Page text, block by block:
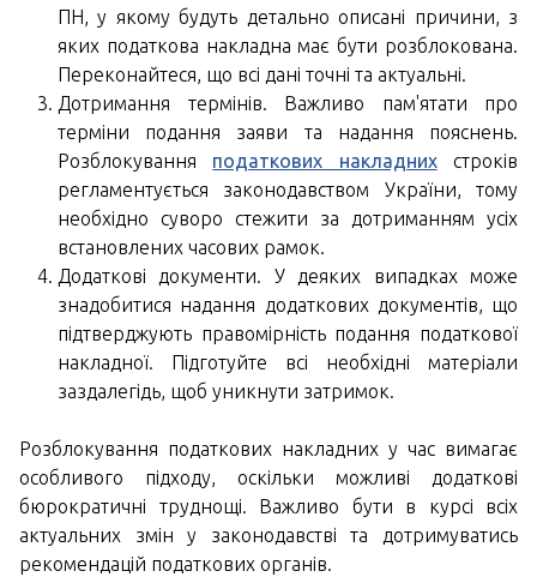
ПН, у якому будуть детально описані причини, з
яких податкова накладна має бути розблокована.
Переконайтеся, що всі дані точні та актуальні.
Дотримання термінів. Важливо пам'ятати про
терміни подання заяви та надання пояснень.
Розблокування податкових накладнихстроків
регламентується законодавством України, тому
необхідно суворо стежити за дотриманням усіх
встановлених часових рамок.
Додаткові документи. У деяких випадках може
знадобитися надання додаткових документів, що
підтверджують правомірність подання податкової
накладної. Підготуйте всі необхідні матеріали
заздалегідь, щоб уникнути затримок.
Розблокування податкових накладних у час вимагає
особливого підходу, оскільки можливі додаткові
бюрократичні труднощі. Важливо бути в курсі всіх
актуальних змін у законодавстві та дотримуватись
рекомендацій податкових органів.